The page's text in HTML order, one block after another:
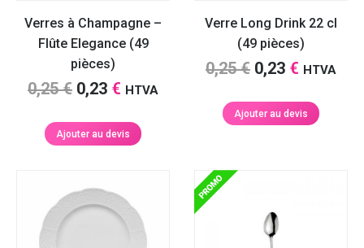
Verres à Champagne –
Flûte Elegance (49
pièces)
0,25€ Le
initial
0,23 € Le
actuel
HTVA
Ajouter au devis
Verre Long Drink 22 cl
(49 pièces)
0,25€ Le
initial
0,23 € Le
actuel
HTVA
Ajouter au devis